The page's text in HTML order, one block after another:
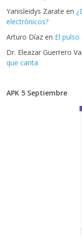
Yanisleidys Zarate en
electrónicos?
Arturo Díaz en El
Dr. Eleazar Guerrero
que canta
APK 5 Septiembre